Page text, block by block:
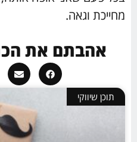
מחייכת וגאה.
אהבתם את
תוכן שיווקי